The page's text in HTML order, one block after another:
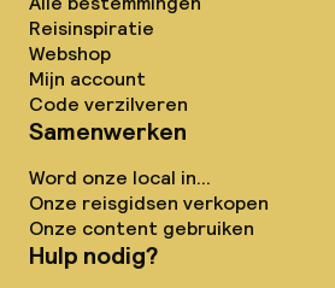
Reisinspiratie
Webshop
Mijn account
Code verzilveren
Samenwerken
Word onze local in...
Onze reisgidsen verkopen
Onze content gebruiken
Hulp nodig?